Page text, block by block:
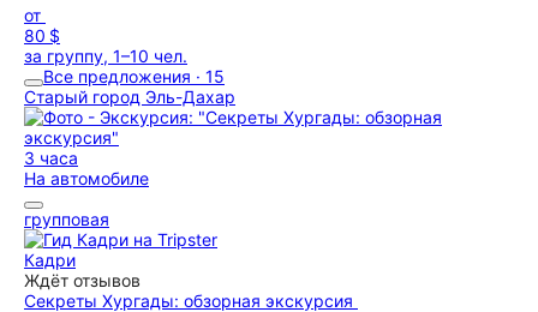
от
80 $
за группу, 1–10 чел.
Все предложения · 15
Старый город Эль-Дахар
3 часа
На автомобиле
групповая
Кадри
Ждёт отзывов
Секреты Хургады: обзорная экскурсия